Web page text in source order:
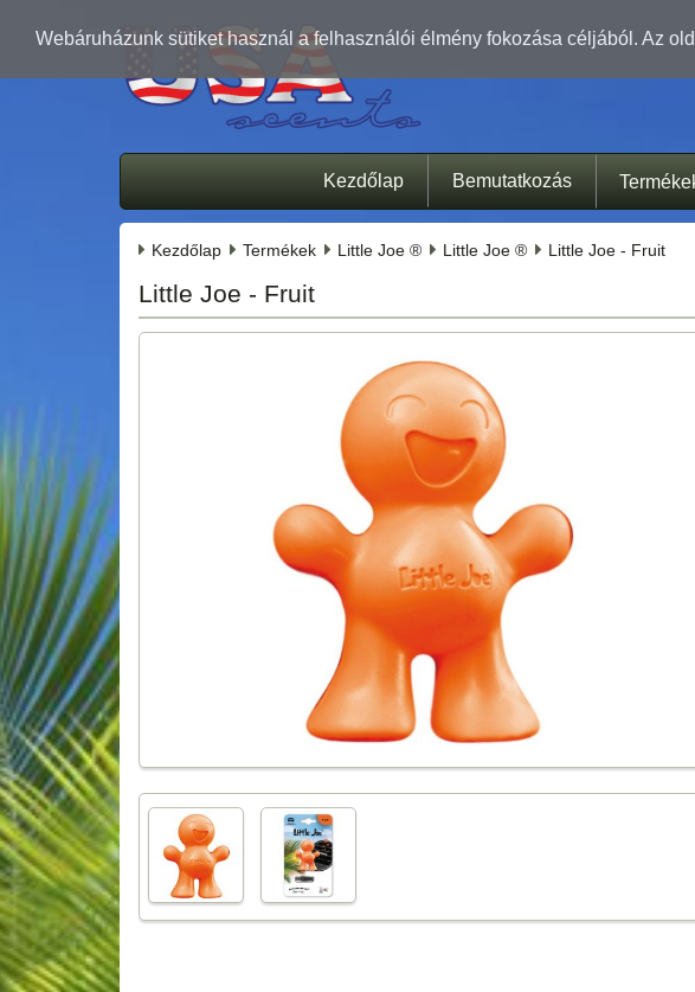
Webáruházunk sütiket használ a felhasználói élmény fokozása céljából. Az
Kezdőlap Bemutatkozás
Kezdőlap Termékek Little Joe ® Little Joe ® Little Joe - Fruit
Little Joe - Fruit